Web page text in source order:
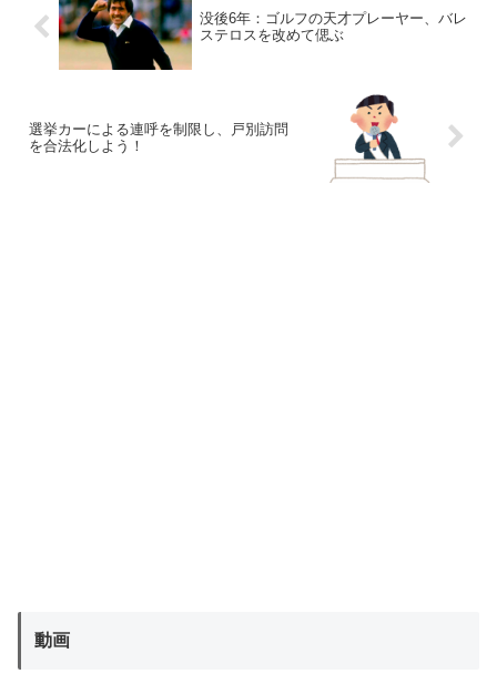
没後6年：ゴルフの天才プレーヤー、バレ
ステロスを改めて偲ぶ
選挙カーによる連呼を制限し、戸別訪問
を合法化しよう！
動画